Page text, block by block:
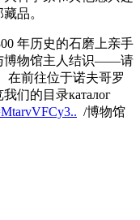
品。
年历史的石磨上亲手
博物馆主人结识——请
在前往位于诺夫哥罗
们的目录каталог
/博物馆